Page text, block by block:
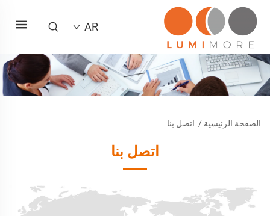
AR
الصفحة الرئيسية/ اتصل بنا
اتصل بنا